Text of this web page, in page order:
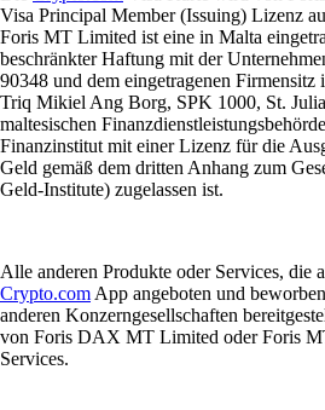
Visa Principal Member (Issuing) Lizenz
Foris MT Limited ist eine in Malta
beschränkter Haftung mit der
90348 und dem eingetragenen
Triq Mikiel Ang Borg, SPK 1000, St.
maltesischen
Finanzinstitut mit einer Lizenz für die
Geld gemäß dem dritten Anhang zum
Geld-Institute) zugelassen ist.
Alle anderen Produkte oder Services, die
Crypto.com App angeboten und
anderen Konzerngesellschaften
von Foris DAX MT Limited oder Foris
Services.